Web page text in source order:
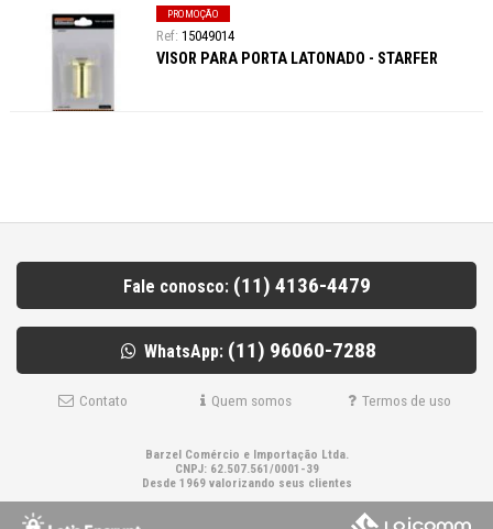
PROMOÇÃO
15049014
VISOR PARA PORTA LATONADO - STARFER
Fale conosco: (11) 4136-4479
WhatsApp: (11) 96060-7288
Contato Quem somos Termos de uso
Barzel Comércio e Importação Ltda.
CNPJ: 62.507.561/0001-39
Desde 1969 valorizando seus clientes